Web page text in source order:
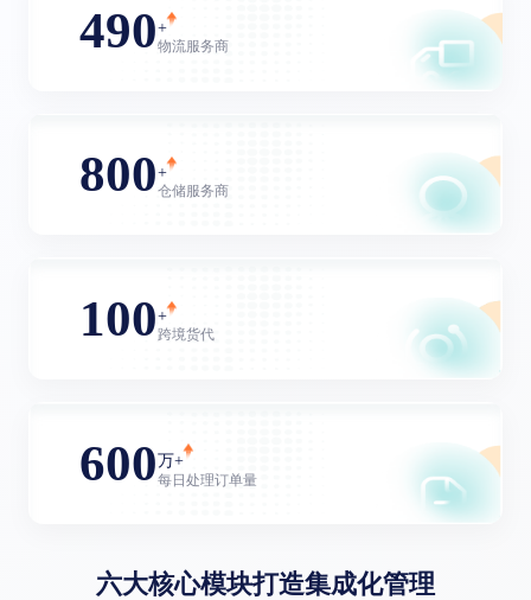
490+
物流服务商
800+
仓储服务商
100+
跨境货代
600万+
每日处理订单量
六大核心模块打造集成化管理